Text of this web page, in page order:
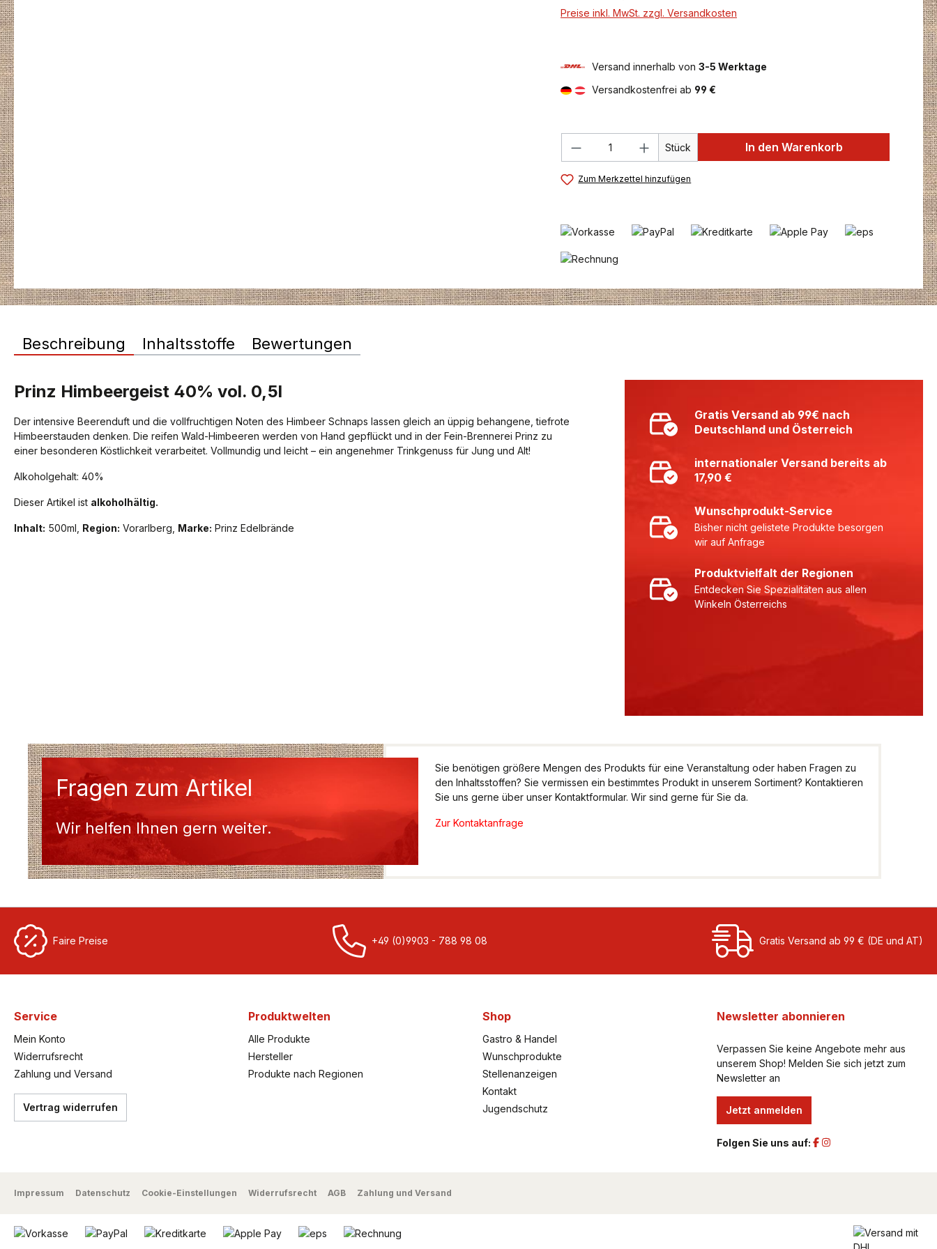
Preise inkl. MwSt. zzgl. Versandkosten
Versand innerhalb von 3-5 Werktage
Versandkostenfrei ab 99 €
Produkt Anzahl: Gib den gewünschten Wert
Stück In den Warenkorb
Zum Merkzettel hinzufügen
Beschreibung Inhaltsstoffe Bewertungen
Prinz Himbeergeist 40% vol. 0,5l
Der intensive Beerenduft und die vollfruchtigen Noten des Himbeer Schnaps lassen gleich an üppig behangene, tiefrote
Himbeerstauden denken. Die reifen Wald-Himbeeren werden von Hand gepflückt und in der Fein-Brennerei Prinz zu
einer besonderen Köstlichkeit verarbeitet. Vollmundig und leicht – ein angenehmer Trinkgenuss für Jung und Alt!
Alkoholgehalt: 40%
Dieser Artikel ist alkoholhältig.
Inhalt: 500ml, Region: Vorarlberg, Marke: Prinz Edelbrände
Gratis Versand ab 99€ nach
Deutschland und Österreich
internationaler Versand bereits ab
17,90 €
Wunschprodukt-Service
Bisher nicht gelistete Produkte besorgen
wir auf Anfrage
Produktvielfalt der Regionen
Entdecken Sie Spezialitäten aus allen
Winkeln Österreichs
Fragen zum Artikel
Wir helfen Ihnen gern weiter.
Sie benötigen größere Mengen des Produkts für eine Veranstaltung oder haben Fragen zu
den Inhaltsstoffen? Sie vermissen ein bestimmtes Produkt in unserem Sortiment? Kontaktieren
Sie uns gerne über unser Kontaktformular. Wir sind gerne für Sie da.
Zur Kontaktanfrage
Faire Preise +49 (0)9903 - 788 98 08 Gratis Versand ab 99 € (DE und AT)
Service
Mein Konto
Widerrufsrecht
Zahlung und Versand
Vertrag widerrufen
Produktwelten
Alle Produkte
Hersteller
Produkte nach Regionen
Shop
Gastro & Handel
Wunschprodukte
Stellenanzeigen
Kontakt
Jugendschutz
Newsletter abonnieren
Verpassen Sie keine Angebote mehr aus
unserem Shop! Melden Sie sich jetzt zum
Newsletter an
Jetzt anmelden
Folgen Sie uns auf:
Impressum Datenschutz Cookie-Einstellungen Widerrufsrecht AGB Zahlung und Versand